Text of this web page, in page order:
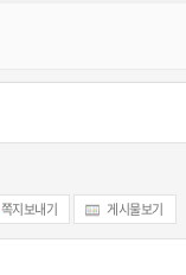
쪽지보내기 게시물보기